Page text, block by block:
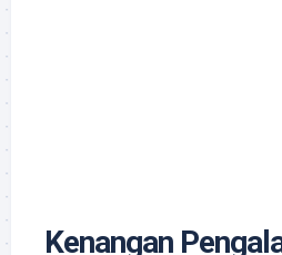
Kenangan